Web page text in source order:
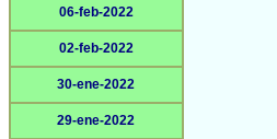
06-feb-2022
02-feb-2022
30-ene-2022
29-ene-2022